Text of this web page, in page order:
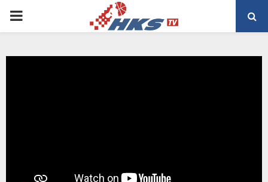
PRIMARY